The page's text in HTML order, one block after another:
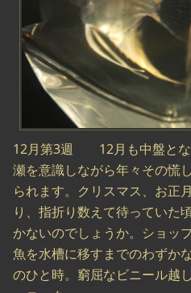
12月第3週 12月も中盤とな
瀬を意識しながら年々その慌
られます。クリスマス、お正
り、指折り数えて待っていた
かないのでしょうか。ショッ
魚を水槽に移すまでのわずか
のひと時。窮屈なビニール越